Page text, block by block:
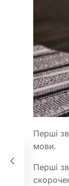
Перші
мови.
Перші